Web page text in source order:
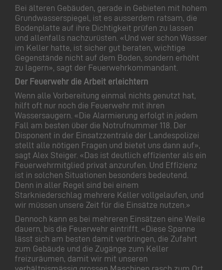
Bei älteren Gebäuden, gerade in Gebieten mit hohem
Grundwasserspiegel, ist es ausserdem ratsam, die
Bodenplatte auf ihre Dichtigkeit prüfen zu lassen
und allenfalls nachzurüsten. «Und wer schon Wasser
im Keller hatte, ist sicher gut beraten, wichtige
Gegenstände nicht auf dem Boden, sondern erhöht
zu lagern», sagt der Feuerwehrkommandant.
Der Feuerwehr die Arbeit erleichtern
Wenn alle Vorbereitung einmal nichts genutzt hat,
hilft oft nur noch die Feuerwehr mit ihren
Wassersaugern. «Die Alarmierung erfolgt in jedem
Fall am besten über die Notrufnummer 118. Der
Disponent in der Einsatzzentrale der Landespolizei
stellt alle nötigen Fragen und bietet uns dann auf»,
sagt Alex Steiger. «Das ist deutlich effizienter als ein
Feuerwehrmitglied privat anzurufen. Und Effizienz
ist in solchen Situationen besonders bedeutend.
Denn in aller Regel sind bei einem
Starkniederschlag mehrere Keller vollgelaufen, und
wir müssen unsere Zeit für die Einsätze nutzen.»
Dennoch kann es bei mehreren Einsätzen eine Weile
dauern, bis die Feuerwehr eintrifft. «Diese Spanne
lässt sich am besten damit verbringen, die Zufahrt
zum Gebäude und die Zugänge zum Keller
freizuräumen, damit wir mit unseren